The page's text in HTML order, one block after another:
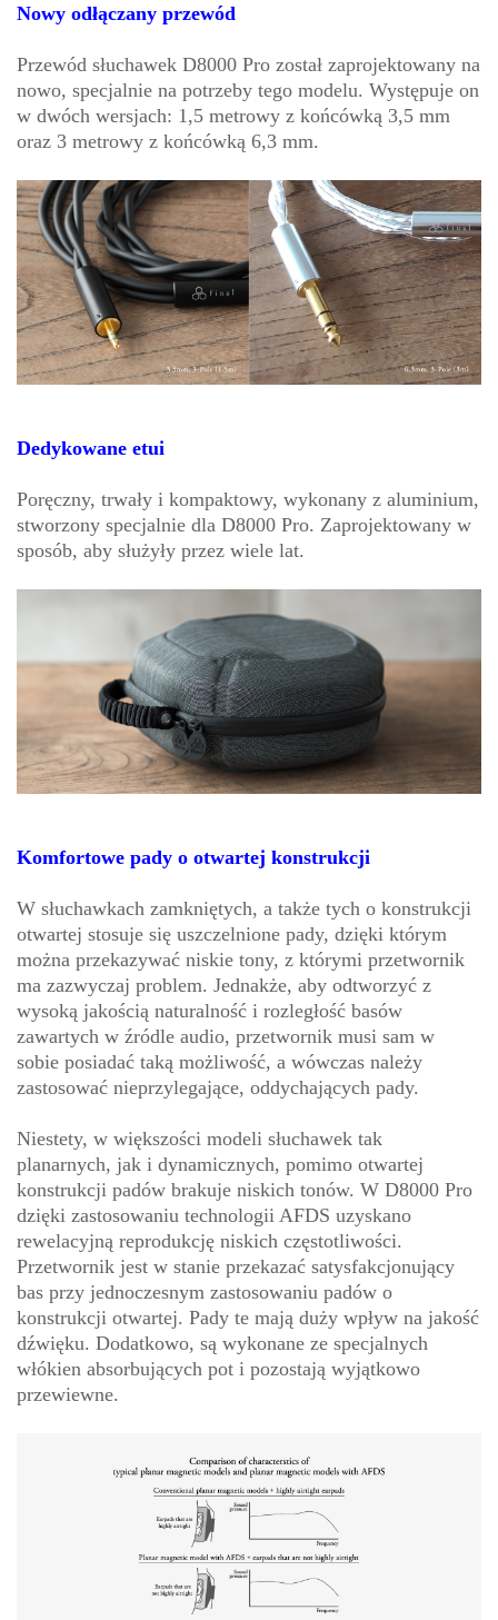
Nowy odłączany przewód
Przewód słuchawek D8000 Pro został zaprojektowany na
nowo, specjalnie na potrzeby tego modelu. Występuje on
w dwóch wersjach: 1,5 metrowy z końcówką 3,5 mm
oraz 3 metrowy z końcówką 6,3 mm.
Dedykowane etui
Poręczny, trwały i kompaktowy, wykonany z aluminium,
stworzony specjalnie dla D8000 Pro. Zaprojektowany w
sposób, aby służyły przez wiele lat.
Komfortowe pady o otwartej konstrukcji
W słuchawkach zamkniętych, a także tych o konstrukcji
otwartej stosuje się uszczelnione pady, dzięki którym
można przekazywać niskie tony, z którymi przetwornik
ma zazwyczaj problem. Jednakże, aby odtworzyć z
wysoką jakością naturalność i rozległość basów
zawartych w źródle audio, przetwornik musi sam w
sobie posiadać taką możliwość, a wówczas należy
zastosować nieprzylegające, oddychających pady.
Niestety, w większości modeli słuchawek tak
planarnych, jak i dynamicznych, pomimo otwartej
konstrukcji padów brakuje niskich tonów. W D8000 Pro
dzięki zastosowaniu technologii AFDS uzyskano
rewelacyjną reprodukcję niskich częstotliwości.
Przetwornik jest w stanie przekazać satysfakcjonujący
bas przy jednoczesnym zastosowaniu padów o
konstrukcji otwartej. Pady te mają duży wpływ na jakość
dźwięku. Dodatkowo, są wykonane ze specjalnych
włókien absorbujących pot i pozostają wyjątkowo
przewiewne.